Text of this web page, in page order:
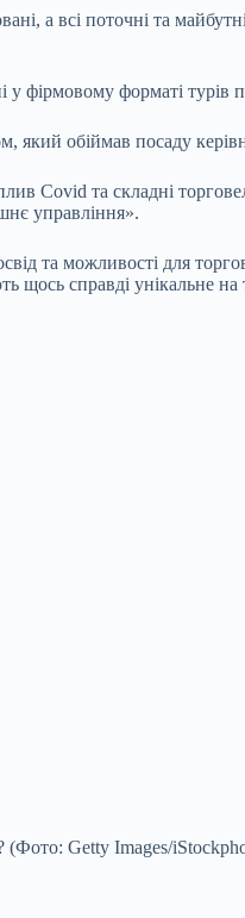
а всі поточні та
у фірмовому форматі турів
обіймав посаду
Covid та складні
управління».
та можливості для
щось справді унікальне
(Фото: Getty Images/